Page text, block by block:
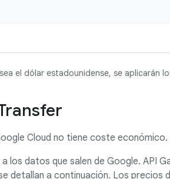
el dólar estadounidense, se aplicarán
Cloud no tiene coste económico.
los datos que salen de Google. API
detallan a continuación. Los